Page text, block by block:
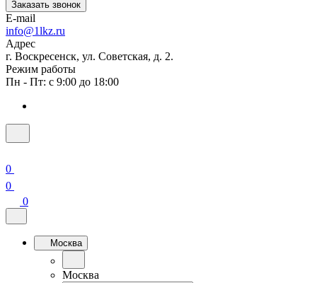
Заказать звонок
E-mail
info@1lkz.ru
Адрес
г. Воскресенск, ул. Советская, д. 2.
Режим работы
Пн - Пт: с 9:00 до 18:00
0
0
0
Москва
Москва